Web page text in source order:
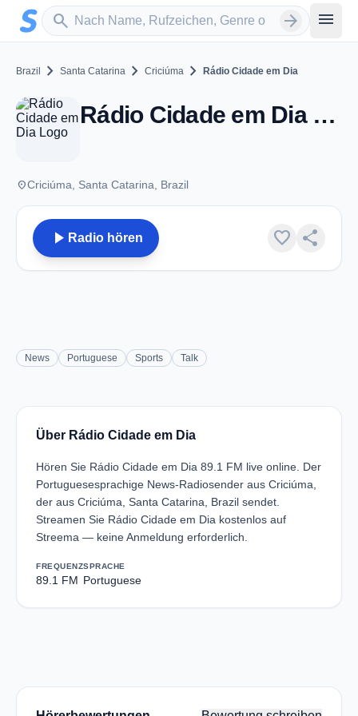
Zum Hauptinhalt springen
search
Sender suchen arrow_forward menu
Brazil chevron_right Santa Catarina chevron_right Criciúma chevron_right Rádio Cidade em Dia
Rádio Cidade em Dia - FM 89.1 - Criciúma
placeCriciúma, Santa Catarina, Brazil
play_arrow Radio hören favorite share
News Portuguese Sports Talk
Über Rádio Cidade em Dia
Hören Sie Rádio Cidade em Dia 89.1 FM live online. Der
Portuguesesprachige News-Radiosender aus Criciúma,
der aus Criciúma, Santa Catarina, Brazil sendet.
Streamen Sie Rádio Cidade em Dia kostenlos auf
Streema — keine Anmeldung erforderlich.
FREQUENZ
89.1 FM
SPRACHE
Portuguese